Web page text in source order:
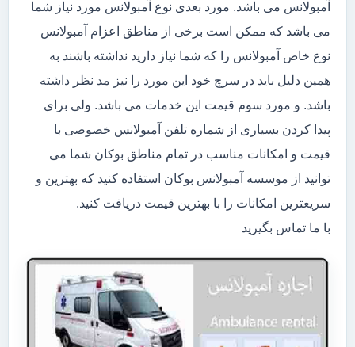
آمبولانس می باشد. مورد بعدی نوع آمبولانس مورد نیاز شما
می باشد که ممکن است برخی از مناطق اعزام آمبولانس
نوع خاص آمبولانس را که شما نیاز دارید نداشته باشند به
همین دلیل باید در سرچ خود این مورد را نیز مد نظر داشته
باشد. و مورد سوم قیمت این خدمات می باشد. ولی برای
پیدا کردن بسیاری از شماره تلفن آمبولانس خصوصی با
قیمت و امکانات مناسب در تمام مناطق بوکان شما می
توانید از موسسه آمبولانس بوکان استفاده کنید که بهترین و
سریعترین امکانات را با بهترین قیمت دریافت کنید.
با ما تماس بگیرید